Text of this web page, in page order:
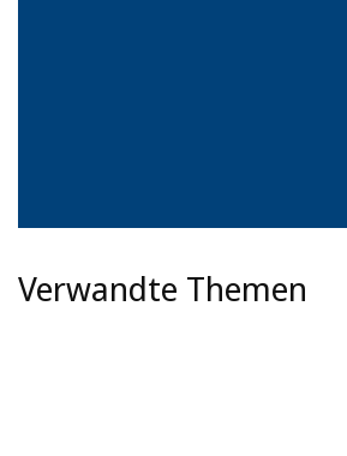
Verwandte Themen